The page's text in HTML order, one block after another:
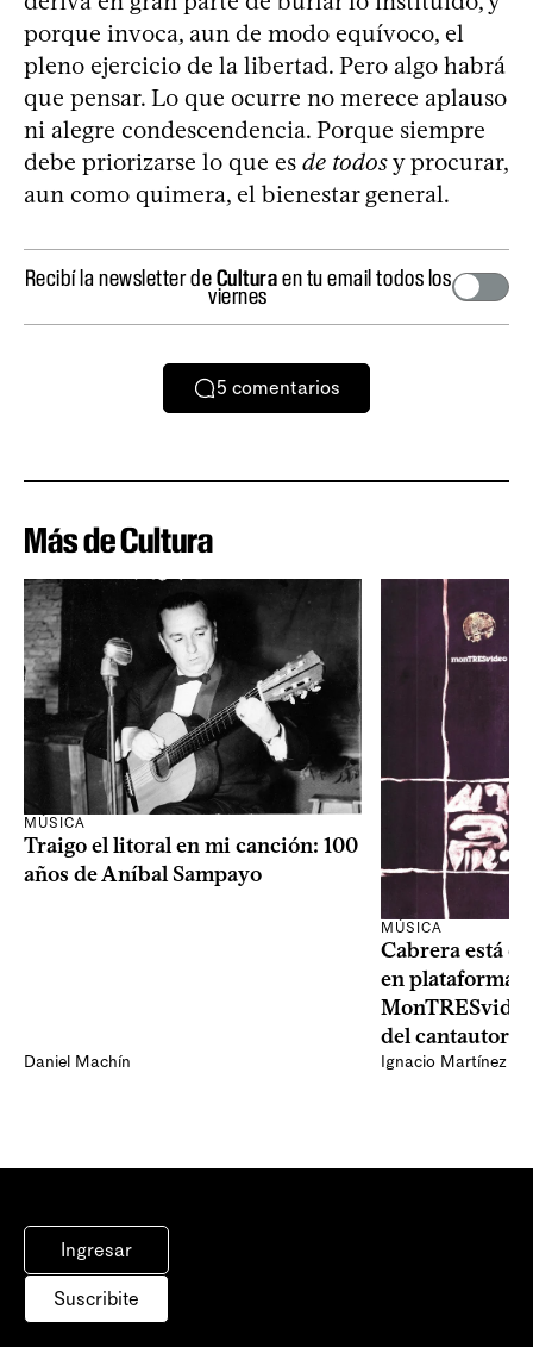
porque invoca, aun de modo equívoco, el
pleno ejercicio de la libertad. Pero algo habrá
que pensar. Lo que ocurre no merece aplauso
ni alegre condescendencia. Porque siempre
debe priorizarse lo que es de todosy procurar,
aun como quimera, el bienestar general.
Recibí la newsletter deCulturaen tu email todos los
viernes
5 comentarios
Más de Cultura
MÚSICA
Traigo el litoral en mi canción: 100
años de Aníbal Sampayo
Daniel Machín
MÚSICA
Cabrera está
en plataformas
del cantautor
Ignacio Martínez
Ingresar
Suscribite